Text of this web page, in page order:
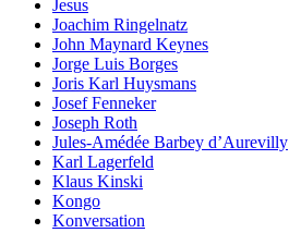
Jesus
Joachim Ringelnatz
John Maynard Keynes
Jorge Luis Borges
Joris Karl Huysmans
Josef Fenneker
Joseph Roth
Jules-Amédée Barbey d’Aurevilly
Karl Lagerfeld
Klaus Kinski
Kongo
Konversation